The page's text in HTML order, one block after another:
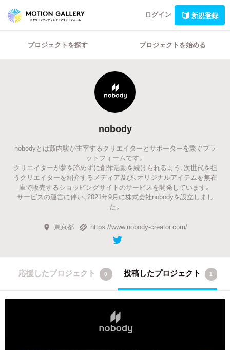
ログイン 新規登録
プロジェクトを探す プロジェクトを始める
nobody
nobodyとは藪内駿が主宰するクリエイターとサポーターを繋ぐプラ
ットフォームです。
クリエイターが夢を諦めずに創作活動を続けられるよう、次世代を担
うクリエイターを紹介するメディア及び、オリジナルアイテムを無在
庫で販売するショッピングサイトのサービスを開発しています。
サービスの運営に伴い、2021年9月に株式会社nobodyを設立しまし
た。
東京都 https://www.nobody-creator.com/
応援したプロジェクト 0 投稿したプロジェクト 1